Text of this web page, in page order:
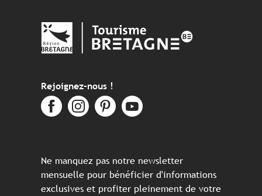
Rejoignez-nous !
Ne manquez pas notre newsletter
mensuelle pour bénéficier d'informations
exclusives et profiter pleinement de votre